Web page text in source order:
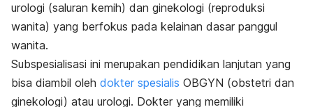
urologi (saluran kemih) dan ginekologi (reproduksi
wanita) yang berfokus pada kelainan dasar panggul
wanita.
Subspesialisasi ini merupakan pendidikan lanjutan yang
bisa diambil oleh dokter spesialis OBGYN (obstetri dan
ginekologi) atau urologi. Dokter yang memiliki